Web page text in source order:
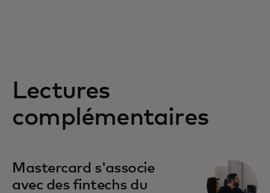
Lectures
complémentaires
Mastercard s'associe
avec des fintechs du